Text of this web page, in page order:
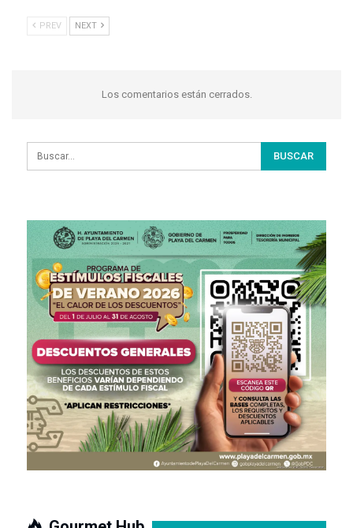
PREV NEXT
Los comentarios están cerrados.